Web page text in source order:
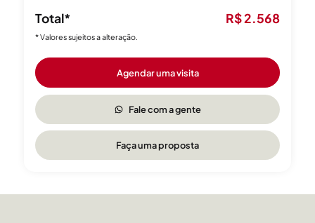
Total* R$ 2.568
* Valores sujeitos a alteração.
Agendar uma visita
Fale com a gente
Faça uma proposta